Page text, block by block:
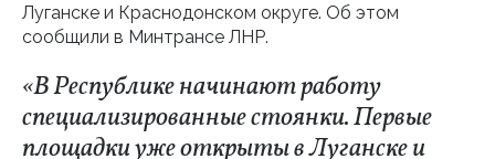
Луганске и Краснодонском округе. Об этом
сообщили в Минтрансе ЛНР.
«В Республике начинают работу
специализированные стоянки. Первые
площадки уже открыты в Луганске и